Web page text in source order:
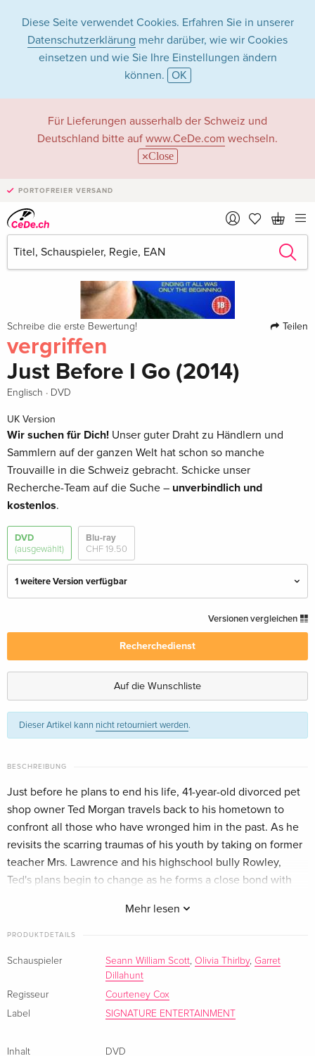
Diese Seite verwendet Cookies. Erfahren Sie in unserer
Datenschutzerklärung mehr darüber, wie wir Cookies
einsetzen und wie Sie Ihre Einstellungen ändern
können. OK
Für Lieferungen ausserhalb der Schweiz und
Deutschland bitte auf www.CeDe.com wechseln.
Close
PORTOFREIER VERSAND
Schreibe die erste Bewertung! Teilen
vergriffen
Just Before I Go (2014)
Englisch · DVD
UK Version
Wir suchen für Dich! Unser guter Draht zu Händlern und
Sammlern auf der ganzen Welt hat schon so manche
Trouvaille in die Schweiz gebracht. Schicke unser
Recherche-Team auf die Suche – unverbindlich und
kostenlos.
DVD
(ausgewählt)
Blu-ray
CHF 19.50
1 weitere Version verfügbar
CHF 13.50
Versionen vergleichen
Recherchedienst
Auf die Wunschliste
Dieser Artikel kann nicht retourniert werden.
BESCHREIBUNG
Mehr lesen
Just before he plans to end his life, 41-year-old divorced pet
shop owner Ted Morgan travels back to his hometown to
confront all those who have wronged him in the past. As he
revisits the scarring traumas of his youth by taking on former
teacher Mrs. Lawrence and his highschool bully Rowley,
Ted's plans begin to change as he forms a close bond with
PRODUKTDETAILS
Schauspieler Seann William Scott, Olivia Thirlby, Garret
Dillahunt
Regisseur
Courteney Cox
Label
SIGNATURE ENTERTAINMENT
Inhalt
DVD